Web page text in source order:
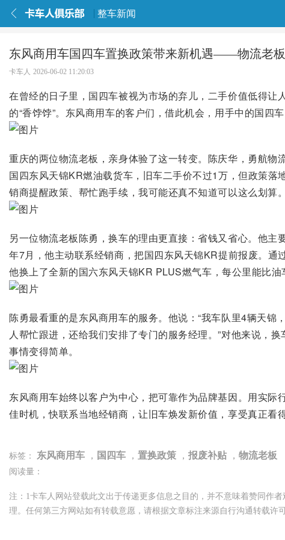
整车新闻
东风商用车国四车置换政策带来新机遇——物流老
卡车人 2026-06-02 11:20:03
在曾经的日子里，国四车被视为市场的弃儿，二手价值低得让
的“香饽饽”。东风商用车的客户们，借此机会，用手中的国四
重庆的两位物流老板，亲身体验了这一转变。陈庆华，勇航
国四东风天锦KR燃油载货车，旧车二手价不过1万，但政策
销商提醒政策、帮忙跑手续，我可能还真不知道可以这么划算
另一位物流老板陈勇，换车的理由更直接：省钱又省心。他
年7月，他主动联系经销商，把国四东风天锦KR提前报废。通
他换上了全新的国六东风天锦KR PLUS燃气车，每公里能比
陈勇最看重的是东风商用车的服务。他说：“我车队里4辆天
人帮忙跟进，还给我们安排了专门的服务经理。”对他来说，
事情变得简单。
东风商用车始终以客户为中心，把可靠作为品牌基因。用实
佳时机，快联系当地经销商，让旧车焕发新价值，享受真正看
标签： 东风商用车 ， 国四车 ， 置换政策 ， 报废补贴 ， 物流老板
阅读量：
注：1卡车人网站登载此文出于传递更多信息之目的，并不意味着赞同作
理。任何第三方网站如有转载意愿，请根据文章标注来源自行沟通转载许